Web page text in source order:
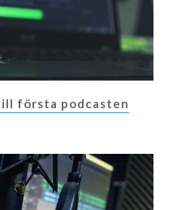
första podcasten